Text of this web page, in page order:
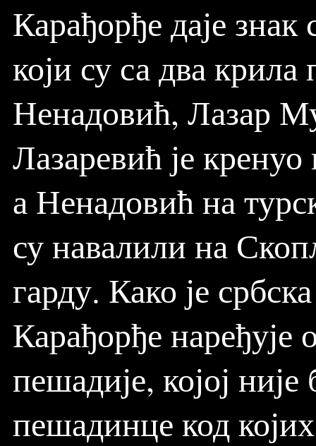
Карађорђе даје
који су са два
Ненадовић, Лазар
Лазаревић је
а Ненадовић на
су навалили на
гарду. Како је
Карађорђе
пешадије, којој
пешадинце код